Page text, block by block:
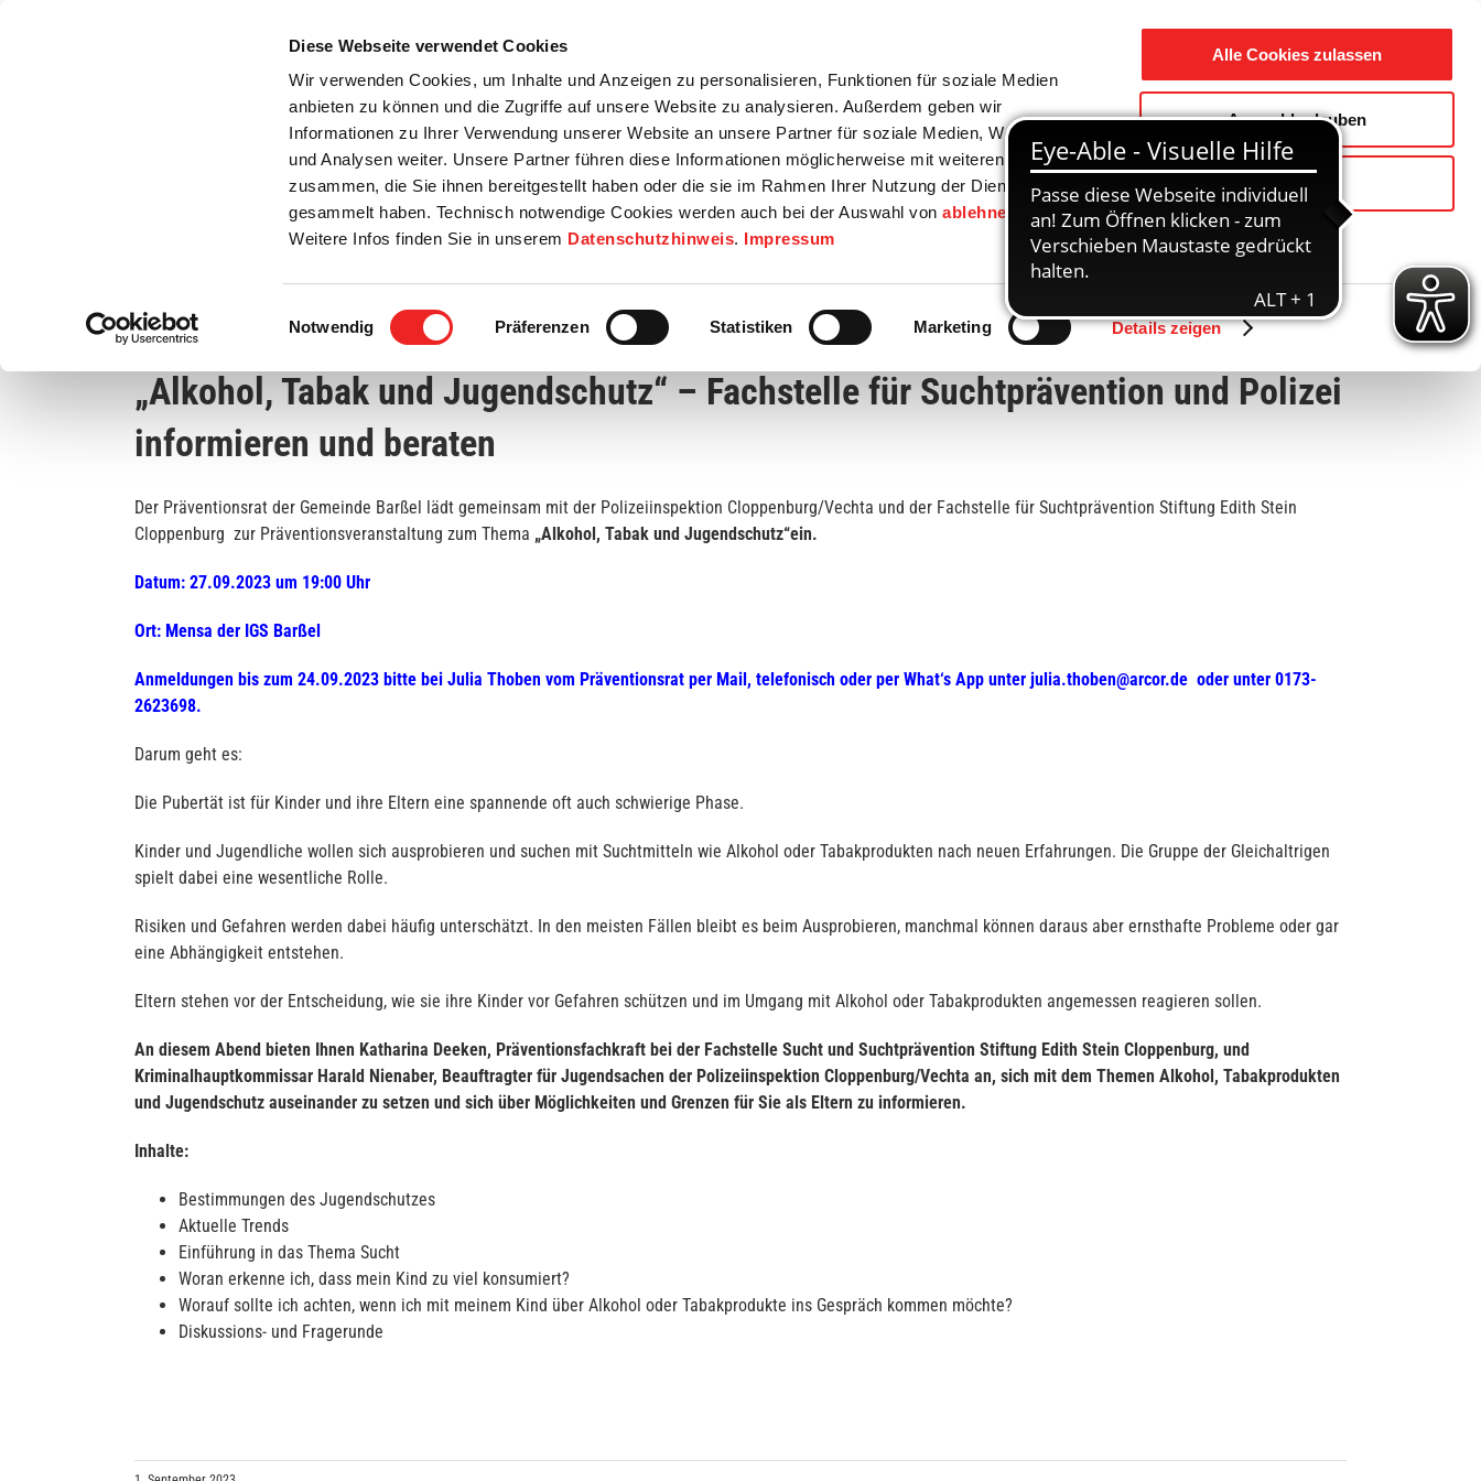
Diese Webseite verwendet Cookies
Wir verwenden Cookies, um Inhalte und Anzeigen zu personalisieren, Funktionen für soziale Medien
anbieten zu können und die Zugriffe auf unsere Website zu analysieren. Außerdem geben wir
Informationen zu Ihrer Verwendung unserer Website an unsere Partner für soziale Medien, Werbung
und Analysen weiter. Unsere Partner führen diese Informationen möglicherweise mit weiteren Daten
zusammen, die Sie ihnen bereitgestellt haben oder die sie im Rahmen Ihrer Nutzung der Dienste
gesammelt haben. Technisch notwendige Cookies werden auch bei der Auswahl vonablehnen
gesetzt.
Weitere Infos finden Sie in unserem Datenschutzhinweis. Impressum
Einwilligungsauswahl
Notwendig Präferenzen Statistiken Marketing Details zeigen
Alle Cookies zulassen
Auswahl erlauben
Ablehnen
Startseite
Bürgerservice Rats- / Bürgerinfo Wirtschaft / Wohnen Bildung / Soziales Touristik / Freizeit Gemeinde / Geschichte
Zurück
Präventionsveranstaltung „Alkohol, Tabak und Jugendschutz“
„Alkohol, Tabak und Jugendschutz“ – Fachstelle für Suchtprävention und Polizei
informieren und beraten
Der Präventionsrat der Gemeinde Barßel lädt gemeinsam mit der Polizeiinspektion Cloppenburg/Vechta und der Fachstelle für Suchtprävention Stiftung Edith Stein
Cloppenburg zur Präventionsveranstaltung zum Thema „Alkohol, Tabak und Jugendschutz“ein.
Datum: 27.09.2023 um 19:00 Uhr
Ort: Mensa der IGS Barßel
Anmeldungen bis zum 24.09.2023 bitte bei Julia Thoben vom Präventionsrat per Mail, telefonisch oder per What‘s App unter julia.thoben@arcor.de oder unter 0173-
2623698.
Darum geht es:
Die Pubertät ist für Kinder und ihre Eltern eine spannende oft auch schwierige Phase.
Kinder und Jugendliche wollen sich ausprobieren und suchen mit Suchtmitteln wie Alkohol oder Tabakprodukten nach neuen Erfahrungen. Die Gruppe der Gleichaltrigen
spielt dabei eine wesentliche Rolle.
Risiken und Gefahren werden dabei häufig unterschätzt. In den meisten Fällen bleibt es beim Ausprobieren, manchmal können daraus aber ernsthafte Probleme oder gar
eine Abhängigkeit entstehen.
Eltern stehen vor der Entscheidung, wie sie ihre Kinder vor Gefahren schützen und im Umgang mit Alkohol oder Tabakprodukten angemessen reagieren sollen.
An diesem Abend bieten Ihnen Katharina Deeken, Präventionsfachkraft bei der Fachstelle Sucht und Suchtprävention Stiftung Edith Stein Cloppenburg, und
Kriminalhauptkommissar Harald Nienaber, Beauftragter für Jugendsachen der Polizeiinspektion Cloppenburg/Vechta an, sich mit dem Themen Alkohol, Tabakprodukten
und Jugendschutz auseinander zu setzen und sich über Möglichkeiten und Grenzen für Sie als Eltern zu informieren.
Inhalte:
Bestimmungen des Jugendschutzes
Aktuelle Trends
Einführung in das Thema Sucht
Woran erkenne ich, dass mein Kind zu viel konsumiert?
Worauf sollte ich achten, wenn ich mit meinem Kind über Alkohol oder Tabakprodukte ins Gespräch kommen möchte?
Diskussions- und Fragerunde